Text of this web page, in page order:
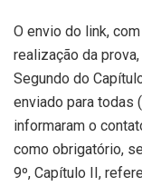
O envio do link,
realização da
Segundo do
enviado para todas
informaram o
como obrigatório,
9º, Capítulo II,